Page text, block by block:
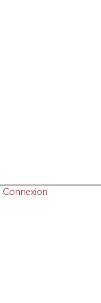
Connexion